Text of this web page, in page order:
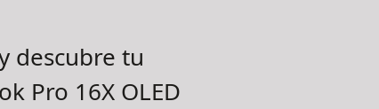
descubre tu
Pro 16X OLED